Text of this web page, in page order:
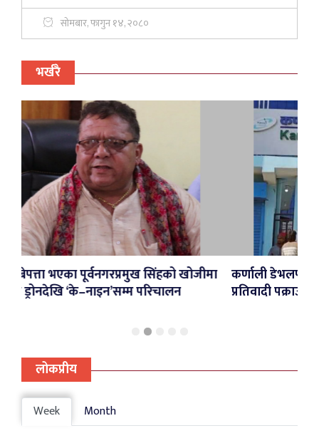
सोमबार, फागुन १४, २०८०
भर्खरै
सिंहको खोजीमा
परिचालन
कर्णाली डेभलपमेन्ट बैंकका तत्कालीन
प्रतिवादी पक्राउ
लोकप्रीय
Week Month